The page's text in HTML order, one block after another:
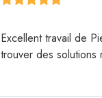
Excellent travail de
trouver des solutions